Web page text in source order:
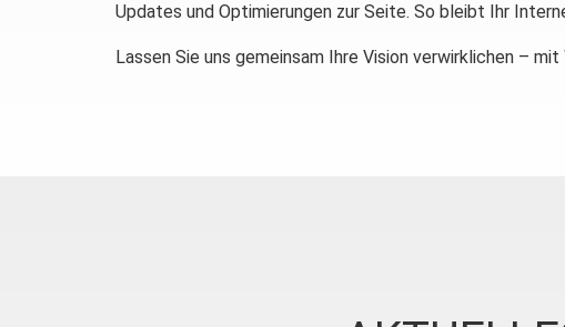
Updates und Optimierungen zur Seite. So bleibt Ihr
Lassen Sie uns gemeinsam Ihre Vision verwirklichen –